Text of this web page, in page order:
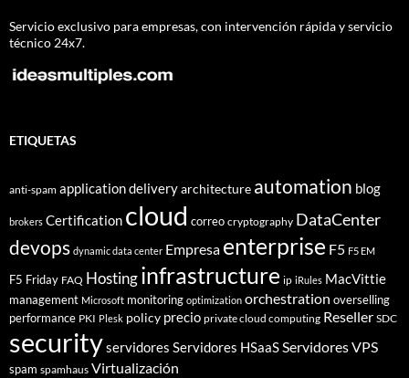
Servicio exclusivo para empresas, con intervención rápida y servicio
técnico 24x7.
ETIQUETAS
anti-spam application deliveryarchitecture automation blog
brokers Certification cloud correo cryptography DataCenter
devops dynamic data center Empresa enterprise F5 F5 EM
F5 Friday FAQ Hostinginfrastructure ip iRules MacVittie
management Microsoft monitoring optimization orchestration overselling
performance PKI Plesk policy precio private cloud computing Reseller SDC
securityservidores Servidores HSaaSServidores VPS
spam spamhaus Virtualización